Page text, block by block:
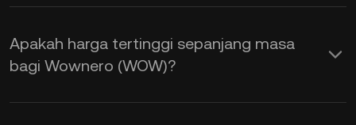
Apakah harga tertinggi sepanjang masa
bagi Wownero (WOW)?